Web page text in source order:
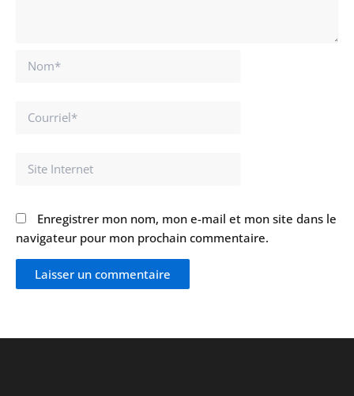
Nom*
Courriel*
Site
Enregistrer mon nom, mon e-mail et mon site dans le
navigateur pour mon prochain commentaire.